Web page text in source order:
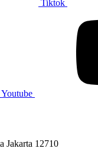
Tiktok
Youtube
Jakarta 12710